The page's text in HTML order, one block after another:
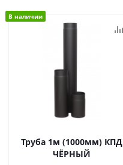
В наличии
Труба 1м (1000мм) КПД
ЧЁРНЫЙ